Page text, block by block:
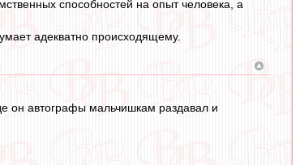
способностей на опыт человека, а
адекватно происходящему.
он автографы мальчишкам раздавал и